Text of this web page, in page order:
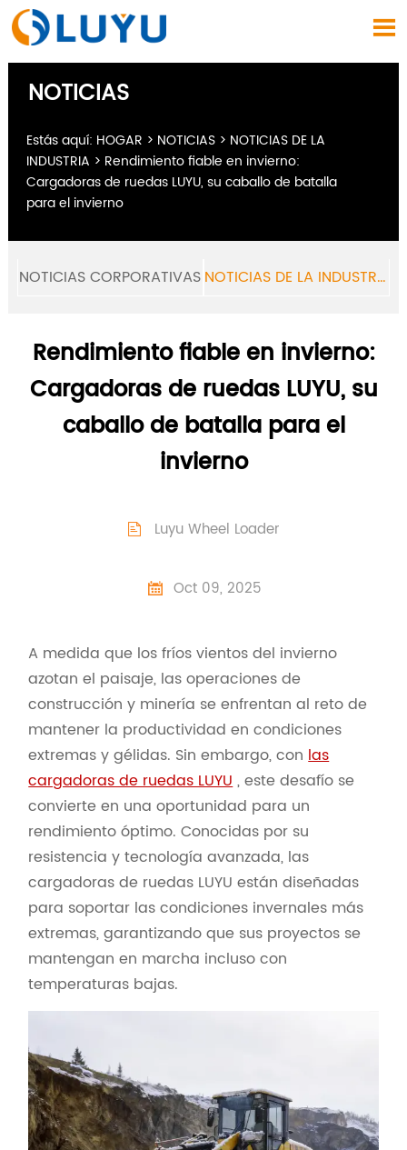

NOTICIAS
Estás aquí: HOGAR > NOTICIAS> NOTICIAS DE LA
INDUSTRIA > Rendimiento fiable en invierno:
Cargadoras de ruedas LUYU, su caballo de batalla
para el invierno
NOTICIAS CORPORATIVAS NOTICIAS DE LA INDUSTRIA
Rendimiento fiable en invierno:
Cargadoras de ruedas LUYU, su
caballo de batalla para el
invierno
 Luyu Wheel Loader
 Oct 09, 2025
A medida que los fríos vientos del invierno
azotan el paisaje, las operaciones de
construcción y minería se enfrentan al reto de
mantener la productividad en condiciones
extremas y gélidas. Sin embargo, conlas
cargadoras de ruedas LUYU, este desafío se
convierte en una oportunidad para un
rendimiento óptimo. Conocidas por su
resistencia y tecnología avanzada, las
cargadoras de ruedas LUYU están diseñadas
para soportar las condiciones invernales más
extremas, garantizando que sus proyectos se
mantengan en marcha incluso con
temperaturas bajas.